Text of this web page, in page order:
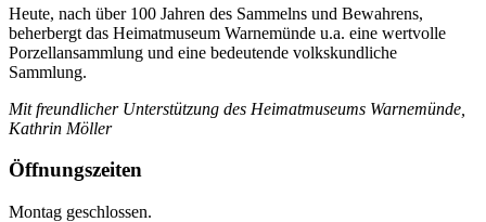
Heute, nach über 100 Jahren des Sammelns und Bewahrens,
beherbergt das Heimatmuseum Warnemünde u.a. eine wertvolle
Porzellansammlung und eine bedeutende volkskundliche
Sammlung.
Mit freundlicher Unterstützung des Heimatmuseums Warnemünde,
Kathrin Möller
Öffnungszeiten
Montag geschlossen.